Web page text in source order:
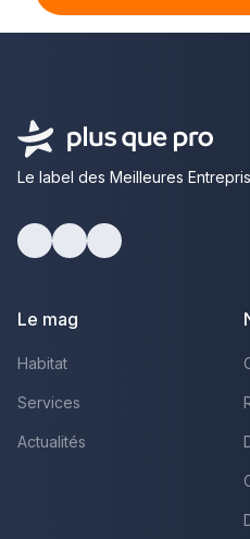
Le label des Meilleures
Le mag
Habitat
Services
Actualités